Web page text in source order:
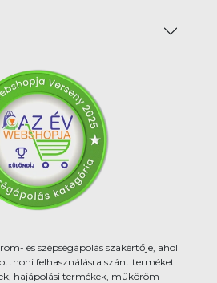
és szépségápolás szakértője, ahol
felhasználásra szánt terméket
hajápolási termékek, műköröm-